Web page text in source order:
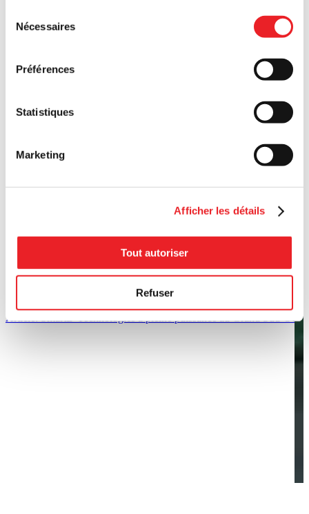
Nécessaires
Préférences
Statistiques
Marketing
Afficher les détails
Tout autoriser
Refuser
Article: SmartD Technologies à pleine puissance au Grand Sud-Ouest